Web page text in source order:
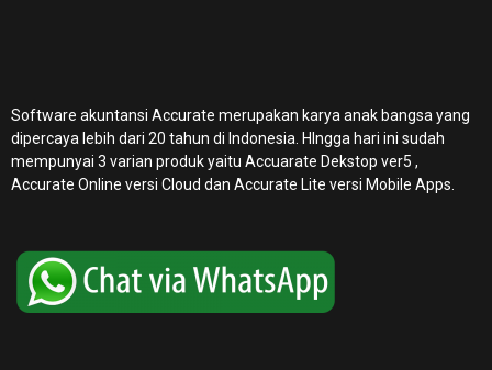
Software akuntansi Accurate merupakan karya anak bangsa yang
dipercaya lebih dari 20 tahun di Indonesia. HIngga hari ini sudah
mempunyai 3 varian produk yaitu Accuarate Dekstop ver5 ,
Accurate Online versi Cloud dan Accurate Lite versi Mobile Apps.